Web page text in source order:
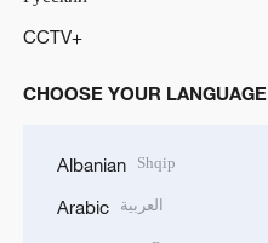
CCTV+
CHOOSE YOUR LANGUAGE
Albanian Shqip
Arabic العربية